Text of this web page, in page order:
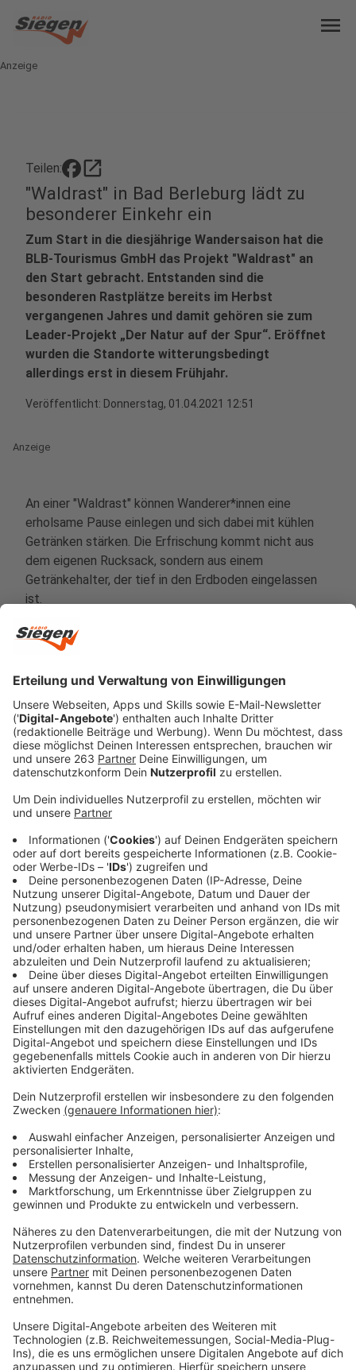
menu
Anzeige
Teilen: open_in_new
"Waldrast" in Bad Berleburg lädt zu
besonderer Einkehr ein
Zum Start in die diesjährige Wandersaison hat die
BLB-Tourismus GmbH das Projekt "Waldrast" an
den Start gebracht. Entstanden sind die
besonderen Rastplätze bereits im Herbst
vergangenen Jahres und damit gehören sie zum
Leader-Projekt „Der Natur auf der Spur“. Eröffnet
wurden die Standorte witterungsbedingt
allerdings erst in diesem Frühjahr.
Veröffentlicht: Donnerstag, 01.04.2021 12:51
Anzeige
An einer "Waldrast" können Wanderer*innen eine
erholsame Pause einlegen und sich dabei mit kühlen
Getränken stärken. Die Erfrischung kommt nicht aus
dem eigenen Rucksack, sondern aus einem
Getränkehalter, der tief in den Erdboden eingelassen
ist.
Die Gäste und Besucher*innen des Erholungszentrums
„Wald“ können sich an sieben Tagen in der Woche
ausschließlich anti-alkoholische Getränke. „Wir bieten
den Wanderern mitten in der Natur eine neue
Möglichkeit der Rast, gleichzeitig reagieren wir auf das
mangelnde Gastronomie-Angebot entlang unserer
touristischen Wege“, beschreibt Andreas Bernshausen,
BLB-Tourismus GmbH
gibt es vier "Waldrast"-Standorte an Premiumwegen
im Naturparadies, eine weitere Station wird in nächster
Zeit entstehen.
Neben dem Erdkühlschrank und den Holzstelen mit
integrierter Spendenbox gehören auch neue Bänke
zum Konzept der Waldrast. Die hölzernen Sitzbänke
haben eine bedruckte Rückenlehne. Dort wird u.a. über
den regionalen Naturschutz und landschaftliche
Besonderheiten, über die einzigartige Artenvielfalt
sowie über die lokale Fauna und Flora informiert.
Zudem werden auch Verhaltensregeln für den
Waldbesuch erklärt. Andreas Bernshausen: „Wir
möchten sicherlich nicht mit dem erhobenen
Zeigefinger auftreten. Aber wir möchten sehr deutlich
Dafür hat das Tourismus-Team eigens eine neue
Marke entwickelt: Das grüne „i“. Mit dieser Marke soll
Waldwissen aus dem Naturparadies verständlich
erklärt und optisch kenntlich gemacht werden. Analog
zum roten „i“ als Hinweis für die Tourist-Information,
unterstützt das mobile, grüne „i“ nun direkt vor Ort. Die
neue Marke ist informativ, nachhaltig und beispielhaft
– und sie ist in der Landschaft überall da, wo die
Touristiker*innen nicht immer sein können. „Wir
vermitteln den Gästen noch mehr Qualität, Service und
Wissen über unsere Region“, sagt Tourismusmanagerin
Carola Haas. Das grüne „i“ solle allerdings nur sehr
bewusst und an ausgesuchten Standorten eingesetzt
werden. Eine unnötige Beschilderung im Wald und